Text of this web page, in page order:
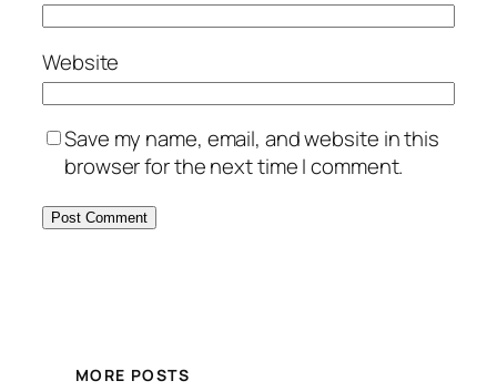
Website
Save my name, email, and website in this
browser for the next time I comment.
MORE POSTS